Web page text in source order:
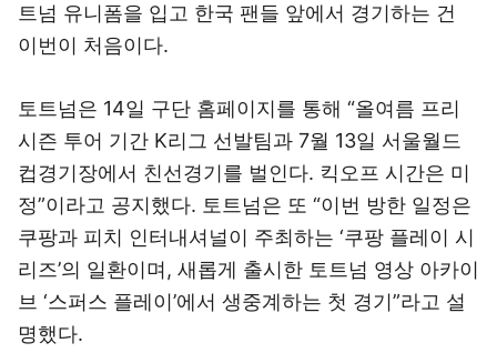
트넘 유니폼을 입고 한국 팬들 앞에서 경기하는 건
이번이 처음이다.
토트넘은 14일 구단 홈페이지를 통해 “올여름 프리
시즌 투어 기간 K리그 선발팀과 7월 13일 서울월드
컵경기장에서 친선경기를 벌인다. 킥오프 시간은 미
정”이라고 공지했다. 토트넘은 또 “이번 방한 일정은
쿠팡과 피치 인터내셔널이 주최하는 ‘쿠팡 플레이 시
리즈’의 일환이며, 새롭게 출시한 토트넘 영상 아카이
브 ‘스퍼스 플레이’에서 생중계하는 첫 경기”라고 설
명했다.